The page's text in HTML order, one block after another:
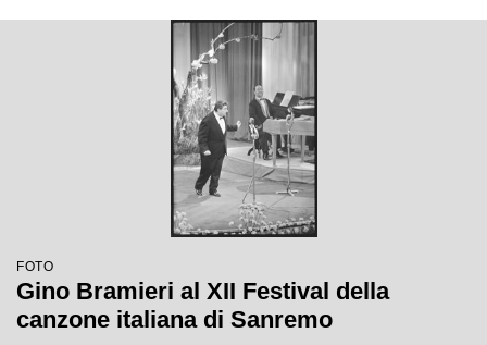
FOTO
Gino Bramieri al XII Festival della
canzone italiana di Sanremo